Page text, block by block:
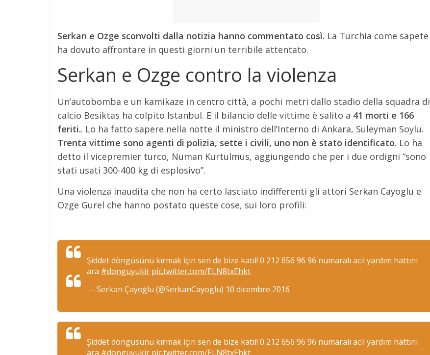
Serkan e Ozge sconvolti dalla notizia hanno commentato così. La Turchia come sapete
ha dovuto affrontare in questi giorni un terribile attentato.
Serkan e Ozge contro la violenza
Un’autobomba e un kamikaze in centro città, a pochi metri dallo stadio della squadra di
calcio Besiktas ha colpito Istanbul. E il bilancio delle vittime è salito a 41 morti e 166
feriti.. Lo ha fatto sapere nella notte il ministro dell’Interno di Ankara, Suleyman Soylu.
Trenta vittime sono agenti di polizia, sette i civili, uno non è stato identificato. Lo ha
detto il vicepremier turco, Numan Kurtulmus, aggiungendo che per i due ordigni “sono
stati usati 300-400 kg di esplosivo”.
Una violenza inaudita che non ha certo lasciato indifferenti gli attori Serkan Cayoglu e
Ozge Gurel che hanno postato queste cose, sui loro profili:
Şiddet döngüsünü kırmak için sen de bize katıl! 0 212 656 96 96 numaralı acil yardım hattını
ara #donguyukir pic.twitter.com/ELN8txEhkt
— Serkan Çayoğlu (@SerkanCayoglu) 10 dicembre 2016
Şiddet döngüsünü kırmak için sen de bize katıl! 0 212 656 96 96 numaralı acil yardım hattını
ara #donguyukir pic.twitter.com/ELN8txEhkt